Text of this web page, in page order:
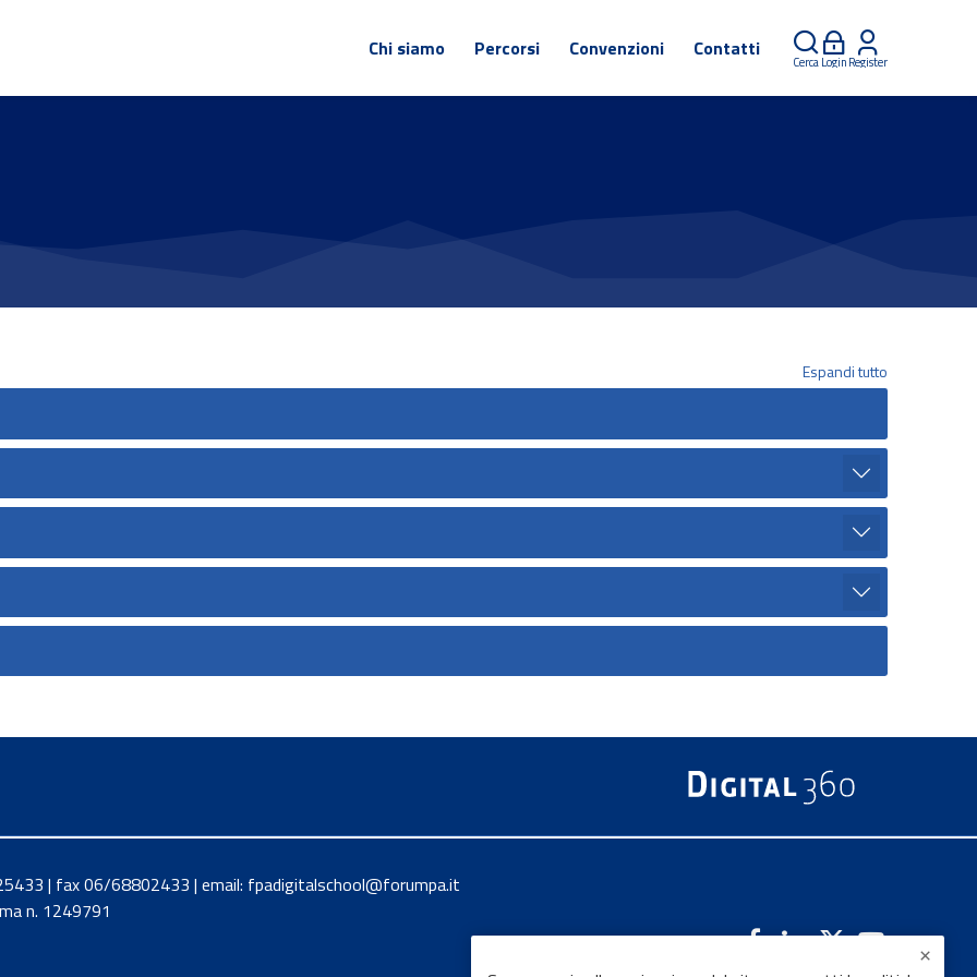
Chi siamo
Percorsi Convenzioni Contatti
CercaLoginRegister
Espandi tutto
| fax 06/68802433 | email: fpadigitalschool@forumpa.it
n. 1249791